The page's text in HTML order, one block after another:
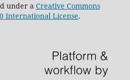
under a Creative Commons
International License.